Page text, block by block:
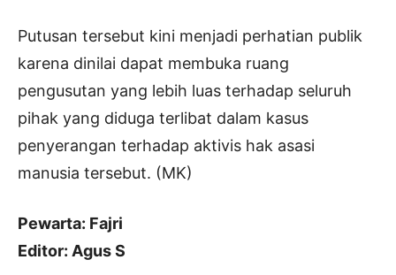
Putusan tersebut kini menjadi perhatian publik
karena dinilai dapat membuka ruang
pengusutan yang lebih luas terhadap seluruh
pihak yang diduga terlibat dalam kasus
penyerangan terhadap aktivis hak asasi
manusia tersebut. (MK)
Pewarta: Fajri
Editor: Agus S